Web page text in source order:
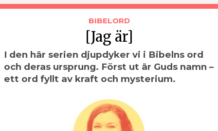
BIBELORD
[Jag är]
I den här serien djupdyker vi i Bibelns ord
och deras ursprung. Först ut är Guds namn –
ett ord fyllt av kraft och mysterium.